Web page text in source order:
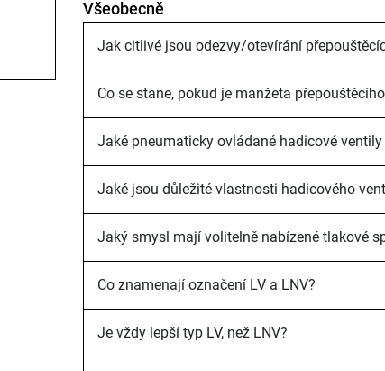
Všeobecně
Jak citlivé jsou odezvy/otevírání
Co se stane, pokud je manžeta
Jaké pneumaticky ovládané hadicové
Jaké jsou důležité vlastnosti hadicového
Jaký smysl mají volitelně nabízené tlakové
Co znamenají označení LV a LNV?
Je vždy lepší typ LV, než LNV?